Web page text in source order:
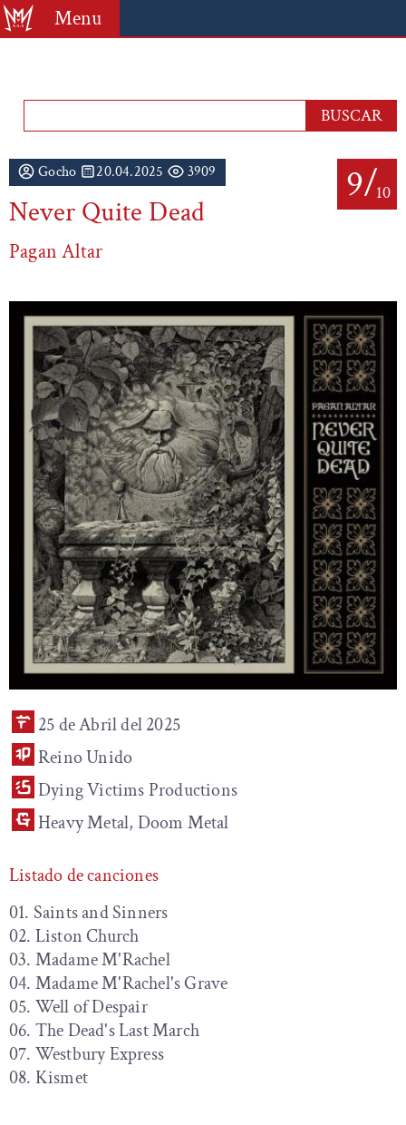
Menu
9/10
Gocho 20.04.2025 3909
Never Quite Dead
Pagan Altar
25 de Abril del 2025
Reino Unido
Dying Victims Productions
Heavy Metal, Doom Metal
Listado de canciones
01. Saints and Sinners
02. Liston Church
03. Madame M'Rachel
04. Madame M'Rachel's Grave
05. Well of Despair
06. The Dead's Last March
07. Westbury Express
08. Kismet